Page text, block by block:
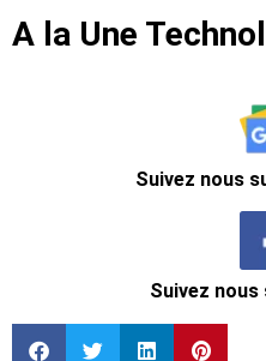
A la Une
Suivez nous
Suivez